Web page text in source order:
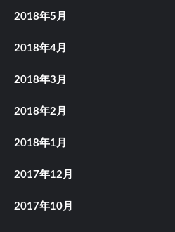
2018年5月
2018年4月
2018年3月
2018年2月
2018年1月
2017年12月
2017年10月